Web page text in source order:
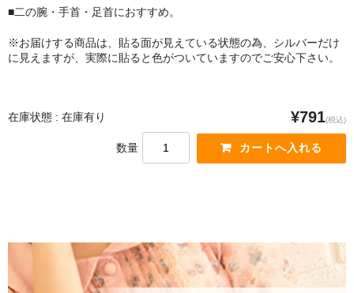
■二の腕・手首・足首におすすめ。
※お届けする商品は、貼る面が見えている状態の為、シルバーだけ
に見えますが、実際に貼ると色がついていますのでご安心下さい。
在庫状態 : 在庫有り ¥791(税込)
数量